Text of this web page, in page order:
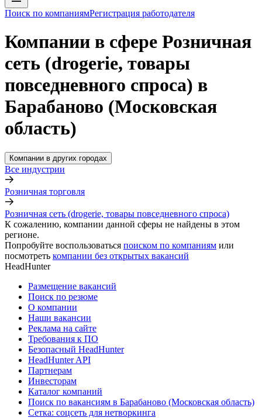
Поиск по компаниямРегистрация работодателя
Компании в сфере Розничная
сеть (drogerie, товары
повседневного спроса) в
Барабаново (Московская
область)
Компании в других городах
Все индустрии
Розничная торговля
Розничная сеть (drogerie, товары повседневного спроса)
К сожалению, компании данной сферы не найдены в этом
регионе.
Попробуйте воспользоваться поиском по компаниям или
посмотреть компании без открытых вакансий
HeadHunter
Размещение вакансий
Поиск по резюме
О компании
Наши вакансии
Реклама на сайте
Требования к ПО
Безопасный HeadHunter
HeadHunter API
Партнерам
Инвесторам
Каталог компаний
Поиск по вакансиям в Барабаново (Московская область)
Сетка: соцсеть для нетворкинга